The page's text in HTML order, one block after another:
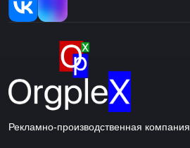
Рекламно-производственная компания